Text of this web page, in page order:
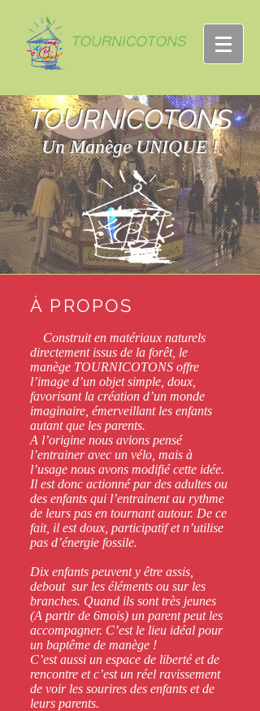
TOURNICOTONS
Un Manège UNIQUE !
À PROPOS
Construit en matériaux naturels
directement issus de la forêt, le
manège TOURNICOTONS offre
l’image d’un objet simple, doux,
favorisant la création d’un monde
imaginaire, émerveillant les enfants
autant que les parents.
A l’origine nous avions pensé
l’entrainer avec un vélo, mais à
l’usage nous avons modifié cette idée.
Il est donc actionné par des adultes ou
des enfants qui l’entrainent au rythme
de leurs pas en tournant autour. De ce
fait, il est doux, participatif et n’utilise
pas d’énergie fossile.
Dix enfants peuvent y être assis,
debout sur les éléments ou sur les
branches. Quand ils sont très jeunes
(A partir de 6mois) un parent peut les
accompagner. C’est le lieu idéal pour
un baptême de manège !
C’est aussi un espace de liberté et de
rencontre et c’est un réel ravissement
de voir les sourires des enfants et de
leurs parents.